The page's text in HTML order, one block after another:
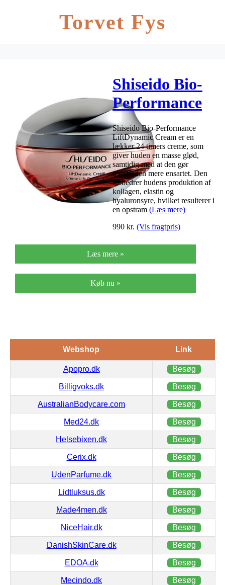
Torvet Fys
Shiseido Bio-
Performance
LiftDynamic
Cream 50 ml
Shiseido Bio-Performance
LiftDynamic Cream er en
lækker 24 timers creme, som
giver huden en masse glød,
samtidig med at den gør
overfladen mere ensartet. Den
forbedrer hudens produktion af
kollagen, elastin og
hyaluronsyre, hvilket resulterer i
en opstram (Læs mere)
990 kr. (Vis fragtpris)
Læs mere »
Køb nu »
Webshop Link
Apopro.dk Besøg
Billigvoks.dk Besøg
AustralianBodycare.com Besøg
Med24.dk Besøg
Helsebixen.dk Besøg
Cerix.dk Besøg
UdenParfume.dk Besøg
Lidtluksus.dk Besøg
Made4men.dk Besøg
NiceHair.dk Besøg
DanishSkinCare.dk Besøg
EDOA.dk Besøg
Mecindo.dk Besøg